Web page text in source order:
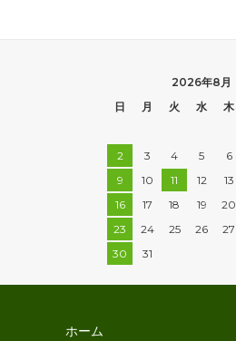
2026年8月
日
月 火 水 木
2
3 4 5 6
9
10 11 12 13
16
17 18 19 20
23
24 25 26 27
30
31
ホーム